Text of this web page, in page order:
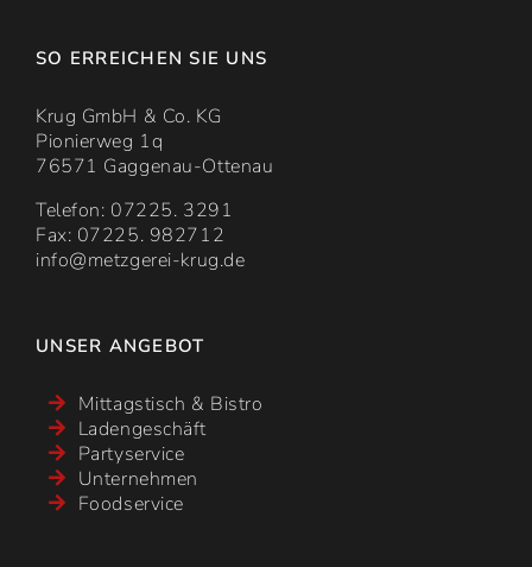
SO ERREICHEN SIE UNS
Krug GmbH & Co. KG
Pionierweg 1q
76571 Gaggenau-Ottenau
Telefon: 07225. 3291
Fax: 07225. 982712
info@metzgerei-krug.de
UNSER ANGEBOT
Mittagstisch & Bistro
Ladengeschäft
Partyservice
Unternehmen
Foodservice